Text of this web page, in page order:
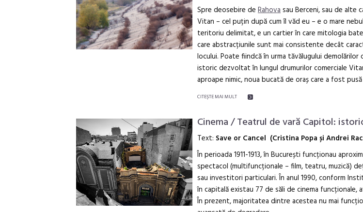
Spre deosebire de Rahovasau Berceni, sau de alte
Vitan – cel puțin după cum îl văd eu – e o mare
teritoriu delimitat, e un cartier în care mitologia
care abstracțiunile sunt mai consistente decât
locului. Poate fiindcă în urma tăvălugului
istoric dezvoltat în lungul drumurilor comerciale
aproape nimic, noua bucată de oraș care a fost
CITEŞTE MAI MULT
Cinema / Teatrul de vară Capitol:
Text: Save or Cancel (Cristina Popa și Andrei
În perioada 1911-1913, în București funcționau
spectacol (multifuncționale – film, teatru, muzică)
sau investitori particulari. În anul 1990, conform
în capitală existau 77 de săli de cinema
În prezent, majoritatea dintre acestea nu mai